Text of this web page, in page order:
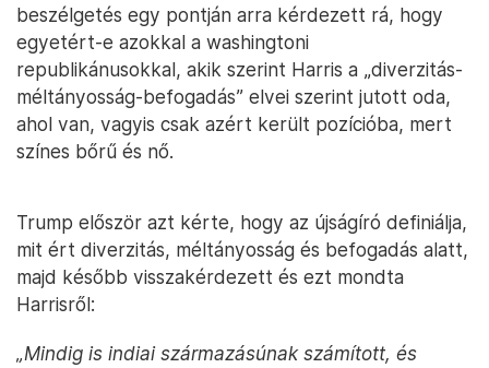
beszélgetés egy pontján arra kérdezett rá, hogy
egyetért-e azokkal a washingtoni
republikánusokkal, akik szerint Harris a „diverzitás-
méltányosság-befogadás” elvei szerint jutott oda,
ahol van, vagyis csak azért került pozícióba, mert
színes bőrű és nő.
Trump először azt kérte, hogy az újságíró definiálja,
mit ért diverzitás, méltányosság és befogadás alatt,
majd később visszakérdezett és ezt mondta
Harrisről:
„Mindig is indiai származásúnak számított, és